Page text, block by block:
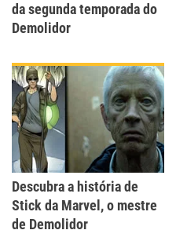
da segunda temporada do
Demolidor
Descubra a história de
Stick da Marvel, o mestre
de Demolidor